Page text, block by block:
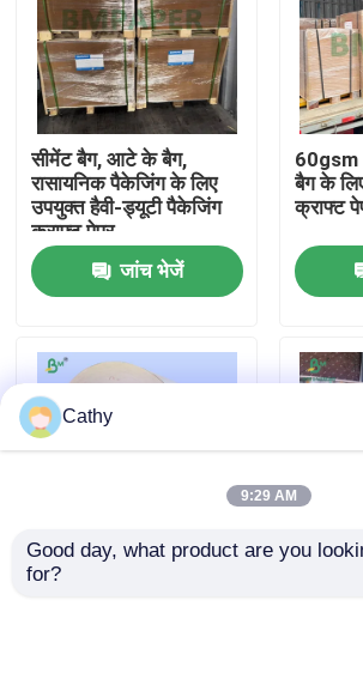
उत्पाद
हमारे बारे में
फैक्टरी यात्रा
गुणवत्ता नियंत्रण
हमसे संपर्क करें
समाचार
सीएडी प्लॉटर पेपर
सीमेंट बैग, आटे के बैग,
रासायनिक पैकेजिंग के लिए
उपयुक्त हैवी-ड्यूटी पैकेजिंग
क्राफ्ट पेपर
जांच भेजें
60gsm
बैग के
क्राफ्ट
चिकन पोल्ट्री के लिए
Cathy
9:29 AM
Good day, what product are you
for?